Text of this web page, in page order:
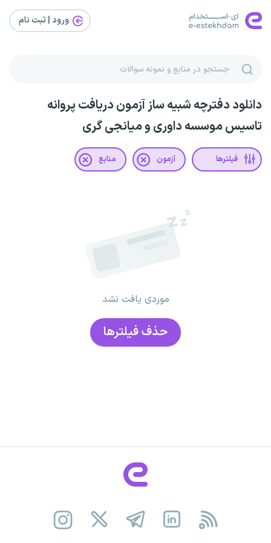
ورود | ثبت‌ نام
دانلود دفترچه شبیه ساز آزمون دریافت پروانه
تاسیس موسسه داوری و میانجی گری
فیلترها آزمون منابع
موردی یافت نشد
حذف فیلتر‌ها